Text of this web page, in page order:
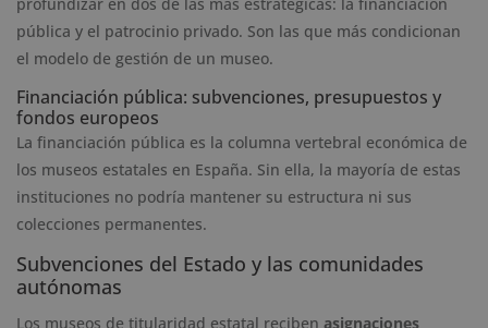
pública y el patrocinio privado. Son las que más condicionan
el modelo de gestión de un museo.
Financiación pública: subvenciones, presupuestos y
fondos europeos
La financiación pública es la columna vertebral económica de
los museos estatales en España. Sin ella, la mayoría de estas
instituciones no podría mantener su estructura ni sus
colecciones permanentes.
Subvenciones del Estado y las comunidades
autónomas
Los museos de titularidad estatal reciben asignaciones